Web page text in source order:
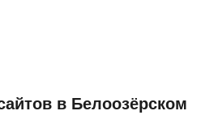
в Белоозёрском